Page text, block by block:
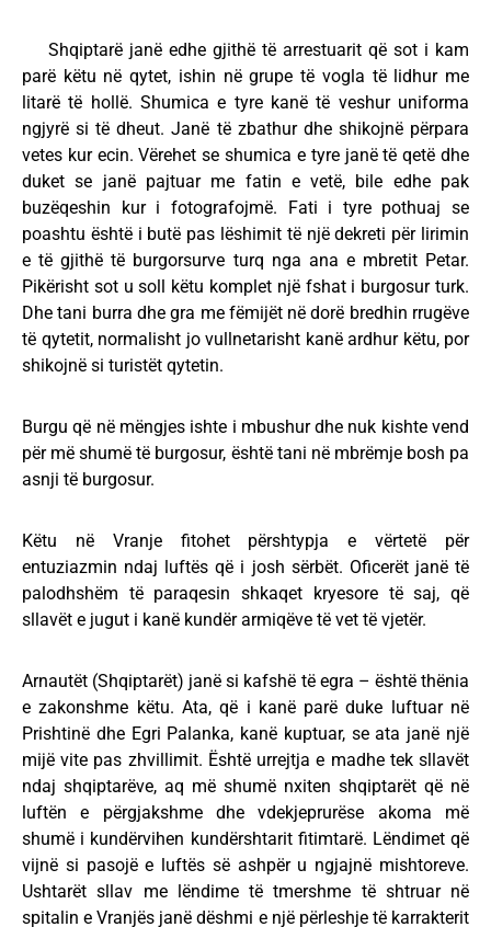
Shqiptarë janë edhe gjithë të arrestuarit që sot i kam
parë këtu në qytet, ishin në grupe të vogla të lidhur me
litarë të hollë. Shumica e tyre kanë të veshur uniforma
ngjyrë si të dheut. Janë të zbathur dhe shikojnë përpara
vetes kur ecin. Vërehet se shumica e tyre janë të qetë dhe
duket se janë pajtuar me fatin e vetë, bile edhe pak
buzëqeshin kur i fotografojmë. Fati i tyre pothuaj se
poashtu është i butë pas lëshimit të një dekreti për lirimin
e të gjithë të burgorsurve turq nga ana e mbretit Petar.
Pikërisht sot u soll këtu komplet një fshat i burgosur turk.
Dhe tani burra dhe gra me fëmijët në dorë bredhin rrugëve
të qytetit, normalisht jo vullnetarisht kanë ardhur këtu, por
shikojnë si turistët qytetin.
Burgu që në mëngjes ishte i mbushur dhe nuk kishte vend
për më shumë të burgosur, është tani në mbrëmje bosh pa
asnji të burgosur.
Këtu në Vranje fitohet përshtypja e vërtetë për
entuziazmin ndaj luftës që i josh sërbët. Oficerët janë të
palodhshëm të paraqesin shkaqet kryesore të saj, që
sllavët e jugut i kanë kundër armiqëve të vet të vjetër.
Arnautët (Shqiptarët) janë si kafshë të egra – është thënia
e zakonshme këtu. Ata, që i kanë parë duke luftuar në
Prishtinë dhe Egri Palanka, kanë kuptuar, se ata janë një
mijë vite pas zhvillimit. Është urrejtja e madhe tek sllavët
ndaj shqiptarëve, aq më shumë nxiten shqiptarët që në
luftën e përgjakshme dhe vdekjeprurëse akoma më
shumë i kundërvihen kundërshtarit fitimtarë. Lëndimet që
vijnë si pasojë e luftës së ashpër u ngjajnë mishtoreve.
Ushtarët sllav me lëndime të tmershme të shtruar në
spitalin e Vranjës janë dëshmi e një përleshje të karrakterit